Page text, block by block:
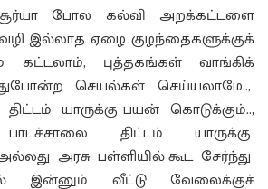
போல கல்வி அறக்கட்டளை
இல்லாத ஏழை குழந்தைகளுக்குக்
புத்தகங்கள் வாங்கிக்
செயல்கள் செய்யலாமே..,
யாருக்கு பயன் கொடுக்கும்..,
திட்டம் யாருக்கு
அரசு பள்ளியில் கூட சேர்ந்து
இன்னும் வீட்டு வேலைக்குச்